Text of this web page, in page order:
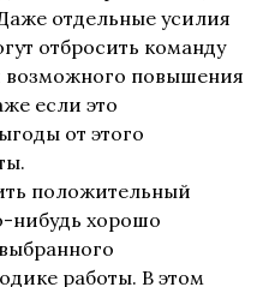
отдельные усилия
отбросить команду
возможного повышения
если это
от этого
положительный
нибудь хорошо
работы. В этом